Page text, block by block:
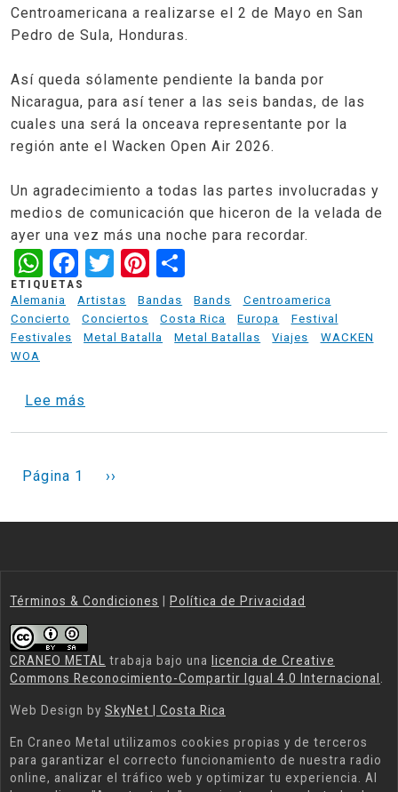
Centroamericana a realizarse el 2 de Mayo en San
Pedro de Sula, Honduras.
Así queda sólamente pendiente la banda por
Nicaragua, para así tener a las seis bandas, de las
cuales una será la onceava representante por la
región ante el Wacken Open Air 2026.
Un agradecimiento a todas las partes involucradas y
medios de comunicación que hiceron de la velada de
ayer una vez más una noche para recordar.
WhatsApp
Facebook
TwitterPinterest
ETIQUETAS
Alemania
Artistas Bandas Bands
Centroamerica
Concierto
Conciertos Costa Rica Europa
Festival
Festivales
Metal Batalla Metal Batallas Viajes
WACKEN
WOA
Lee más
PAGINACIÓN
Página 1 Siguiente página
››
Términos & Condiciones Política de Privacidad
CRANEO METAL trabaja bajo una
licencia de Creative
Commons Reconocimiento-Compartir Igual 4.0 Internacional .
Web Design by SkyNet | Costa Rica
En Craneo Metal
utilizamos cookies propias y de terceros
para garantizar el correcto funcionamiento de nuestra radio
online, analizar el tráfico web y optimizar tu experiencia. Al